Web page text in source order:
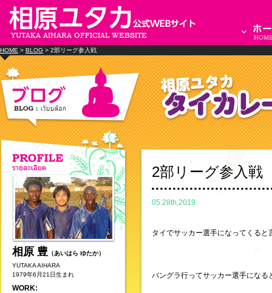
HOME > BLOG > 2部リーグ参入戦
相原 豊 （あいはら ゆたか）
YUTAKA AIHARA
1979年6月21日生まれ
WORK:
2部リーグ参入戦
05.28th,2019
タイでサッカー選手になってくると
バングラ行ってサッカー選手になる